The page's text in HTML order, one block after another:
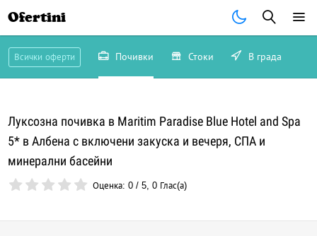
Ofertini
Всички оферти Почивки Стоки В града
Луксозна почивка в Maritim Paradise Blue Hotel and Spa
5* в Албена с включени закуска и вечеря, СПА и
минерални басейни
Оценка:0 /5,0 Глас(а)